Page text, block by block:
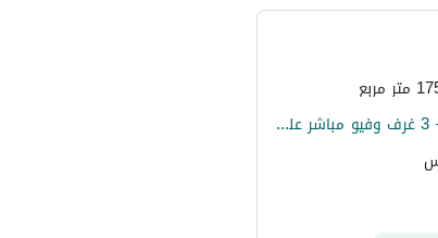
مربع
بنتهاوس للبيع في ستيلا دي ماري 2 – 3 غرف وفيو مباشر على حمام السباحة